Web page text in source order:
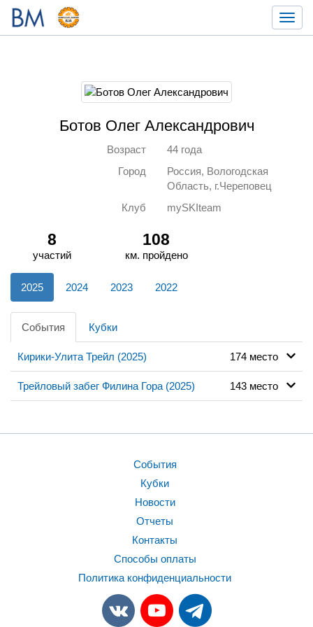
Ботов Олег Александрович
Возраст
44 года
Город
Россия, Вологодская
Область, г.Череповец
Клуб
mySKIteam
8
участий
108
км. пройдено
2025 2024 2023 2022
События Кубки
Кирики-Улита Трейл (2025) 174 место
Трейловый забег Филина Гора (2025) 143 место
События
Кубки
Новости
Отчеты
Контакты
Способы оплаты
Политика конфиденциальности